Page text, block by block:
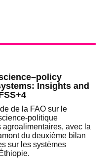
Insights and
de la FAO sur le
politique
avec la
du deuxième bilan
sur les systèmes